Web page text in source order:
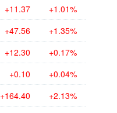
+11.37 +1.01%
+47.56 +1.35%
+12.30 +0.17%
+0.10 +0.04%
+164.40 +2.13%